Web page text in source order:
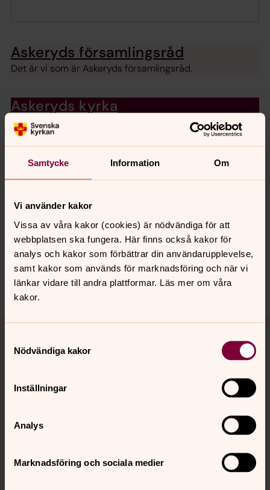
Samtycke Information Om
Vi använder kakor
Vissa av våra kakor (cookies) är nödvändiga för att
webbplatsen ska fungera. Här finns också kakor för
analys och kakor som förbättrar din användarupplevelse,
samt kakor som används för marknadsföring och när vi
länkar vidare till andra plattformar. Läs mer om våra
kakor.
Nödvändiga kakor
Inställningar
Analys
Marknadsföring och sociala medier
Askeryds församlingsråd
Det är vi som är Askeryds församlingsråd.
Askeryds kyrka
Bli medlem i Svenska kyrkan
Du kan bli medlem i Svenska kyrkans gemenskap
oavsett vem du är och om du har varit medlem tidigare
tro, livet eller tankar om dig själv, men också för dig som
vill engagera dig för en bättre värld.
Tillbaka till toppen
Tillbaka till innehållet
Kontakt
Kalender
Hitta snabbt